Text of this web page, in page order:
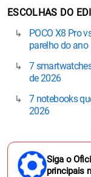
ESCOLHAS DO
POCO X8 Pro
parelho do ano
7
de 2026
7 notebooks
2026
Siga o
principais